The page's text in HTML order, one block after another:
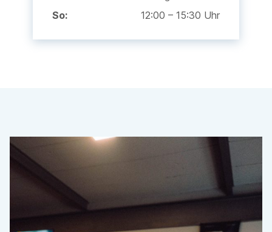
So:
12:00 – 15:30 Uhr